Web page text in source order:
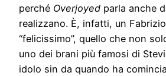
perché Overjoyed parla anche
realizzano. È, infatti, un
“felicissimo”, quello che non
uno dei brani più famosi di
idolo sin da quando ha